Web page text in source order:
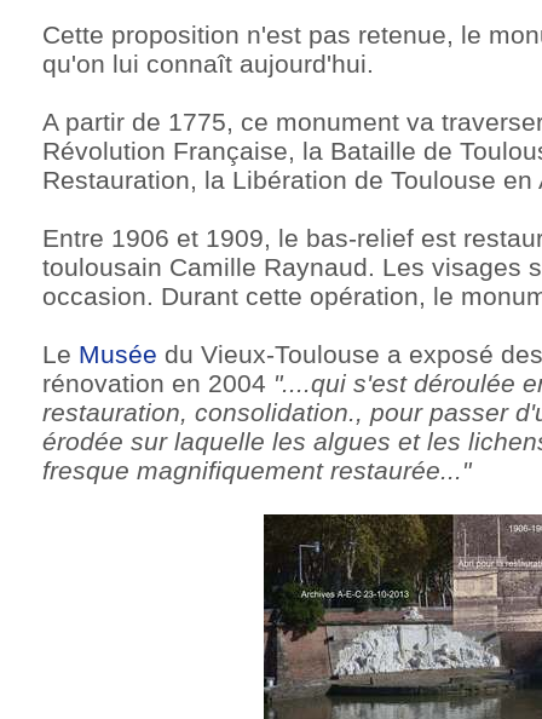
Cette proposition n'est pas retenue, le
qu'on lui connaît aujourd'hui.
A partir de 1775, ce monument va
Révolution Française, la Bataille de
Restauration, la Libération de Toulouse en
Entre 1906 et 1909, le bas-relief est
toulousain Camille Raynaud. Les visages
occasion. Durant cette opération, le
Le Musée du Vieux-Toulouse a exposé
rénovation en 2004 "....qui s'est déroulée
restauration, consolidation., pour passer
érodée sur laquelle les algues et les
fresque magnifiquement restaurée..."